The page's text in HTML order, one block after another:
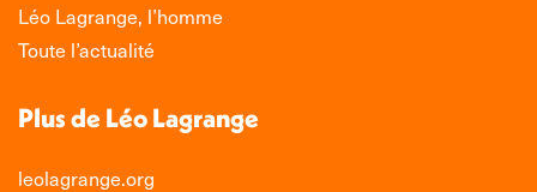
Léo Lagrange, l’homme
Toute l’actualité
Plus de Léo Lagrange
leolagrange.org